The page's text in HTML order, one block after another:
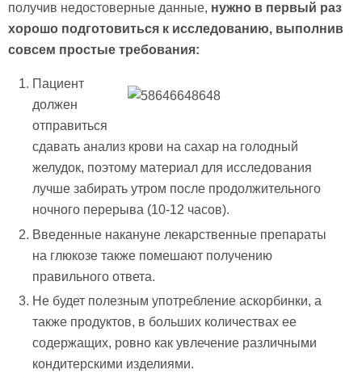
получив недостоверные данные, нужно в первый раз
хорошо подготовиться к исследованию, выполнив
совсем простые требования:
Пациент
должен
отправиться
сдавать анализ крови на сахар на голодный
желудок, поэтому материал для исследования
лучше забирать утром после продолжительного
ночного перерыва (10-12 часов).
Введенные накануне лекарственные препараты
на глюкозе также помешают получению
правильного ответа.
Не будет полезным употребление аскорбинки, а
также продуктов, в больших количествах ее
содержащих, ровно как увлечение различными
кондитерскими изделиями.